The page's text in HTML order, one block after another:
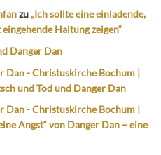
zu „Ich sollte eine einladende,
Haltung zeigen“
Danger Dan
Dan - Christuskirche Bochum |
und Tod und Danger Dan
Dan - Christuskirche Bochum |
Angst“ von Danger Dan – eine